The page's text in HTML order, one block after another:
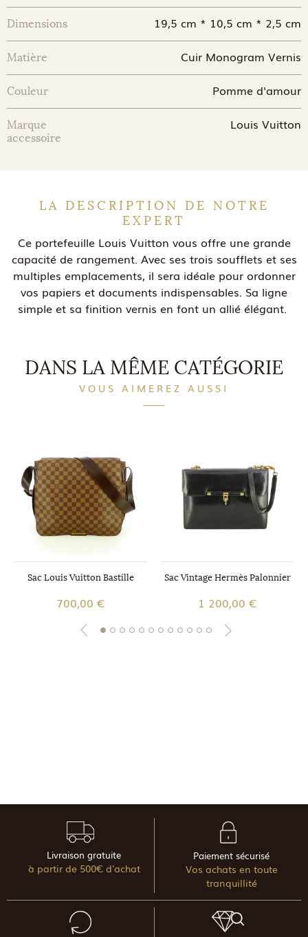
Dimensions 19,5 cm * 10,5 cm * 2,5 cm
Matière Cuir Monogram Vernis
Couleur Pomme d'amour
Marque
accessoire
Louis Vuitton
LA DESCRIPTION DE NOTRE
EXPERT
Ce portefeuille Louis Vuitton vous offre une grande
capacité de rangement. Avec ses trois soufflets et ses
multiples emplacements, il sera idéale pour ordonner
vos papiers et documents indispensables. Sa ligne
simple et sa finition vernis en font un allié élégant.
DANS LA MÊME CATÉGORIE
VOUS AIMEREZ AUSSI
Sac Louis Vuitton Bastille
700,00 €
Sac Vintage Hermès Palonnier
1 200,00 €
Livraison gratuite
à partir de 500€ d'achat
Paiement sécurisé
Vos achats en toute
tranquillité